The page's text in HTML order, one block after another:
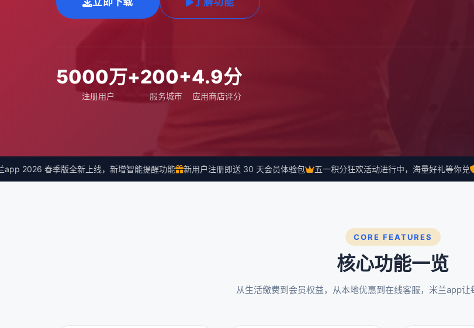
5000万+
注册用户
200+
服务城市
4.9分
应用商店评分
2026 春季版全新上线，新增智能提醒功能 新用户注册即送 30 天会员体验包 五一积分狂欢活动进行中，海量好礼等你兑 支
CORE FEATURES
核心功能一览
从生活缴费到会员权益，从本地优惠到在线客服，米兰app让